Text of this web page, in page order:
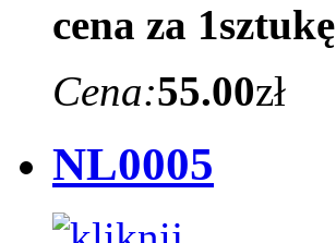
cena za 1sztukę
Cena:55.00zł
NL0005